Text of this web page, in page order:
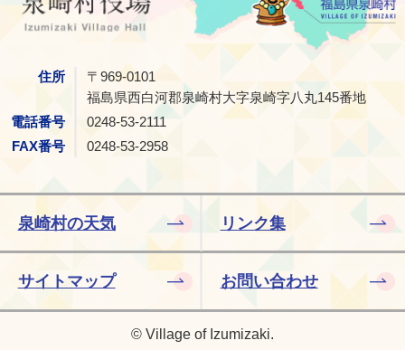
住所
〒969-0101
福島県西白河郡泉崎村大字泉崎字八丸145番地
電話番号
0248-53-2111
FAX番号
0248-53-2958
泉崎村の天気 リンク集
サイトマップ お問い合わせ
© Village of Izumizaki.